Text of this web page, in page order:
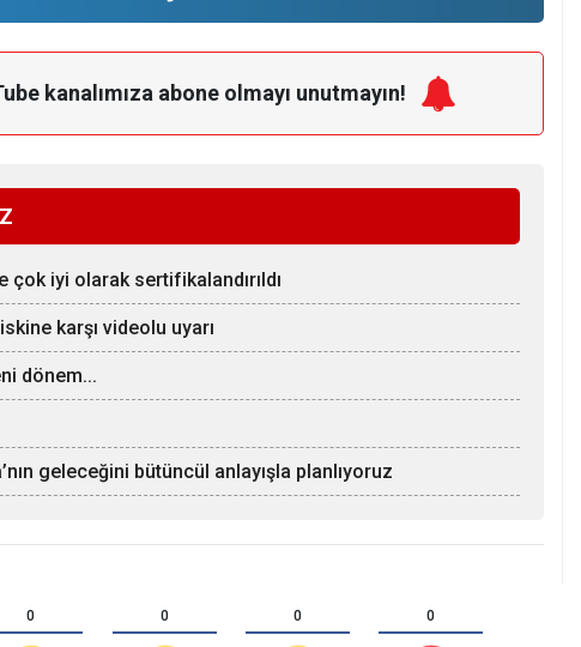
kanalımıza abone olmayı unutmayın!
çok iyi olarak sertifikalandırıldı
karşı videolu uyarı
dönem...
geleceğini bütüncül anlayışla planlıyoruz
0 0 0 0